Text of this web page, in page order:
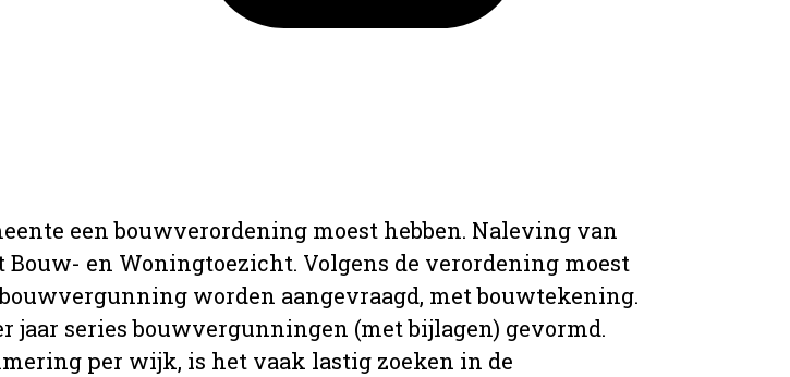
een bouwverordening moest hebben. Naleving van
en Woningtoezicht. Volgens de verordening moest
worden aangevraagd, met bouwtekening.
jaar series bouwvergunningen (met bijlagen) gevormd.
per wijk, is het vaak lastig zoeken in de